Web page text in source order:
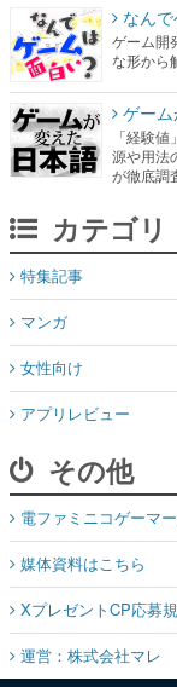
なん
ゲーム開
な形から
ゲー
「経験
源や用法
が徹底調
カテゴリ
特集記事
マンガ
女性向け
アプリレビュー
その他
電ファミニコゲーマ
媒体資料はこちら
XプレゼントCP応募
運営：株式会社マレ